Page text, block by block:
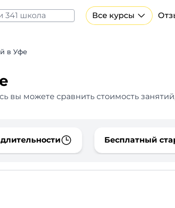
Все курсы
в Уфе
вы можете сравнить стоимость
Бесплатный
по нейросетям